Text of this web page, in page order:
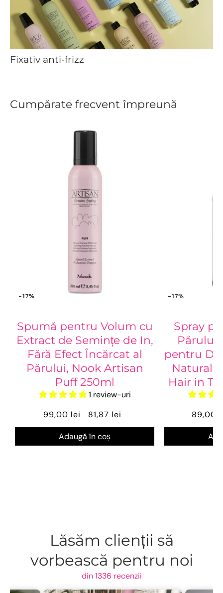
Fixativ anti-frizz
Cumpărate frecvent împreună
-17%
Spumă pentru Volum cu
Extract de Semințe de In,
Fără Efect Încărcat al
Părului, Nook Artisan
Puff 250ml
1 review-uri
99,00 lei
81,87 lei
Adaugă în coș
-17%
Spray
Părului
pentru
Hair in
89,00
Lăsăm clienții să
vorbească pentru noi
din 1336 recenzii